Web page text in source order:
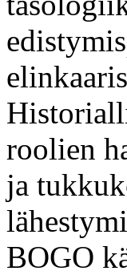
roolien
ja
BOGO